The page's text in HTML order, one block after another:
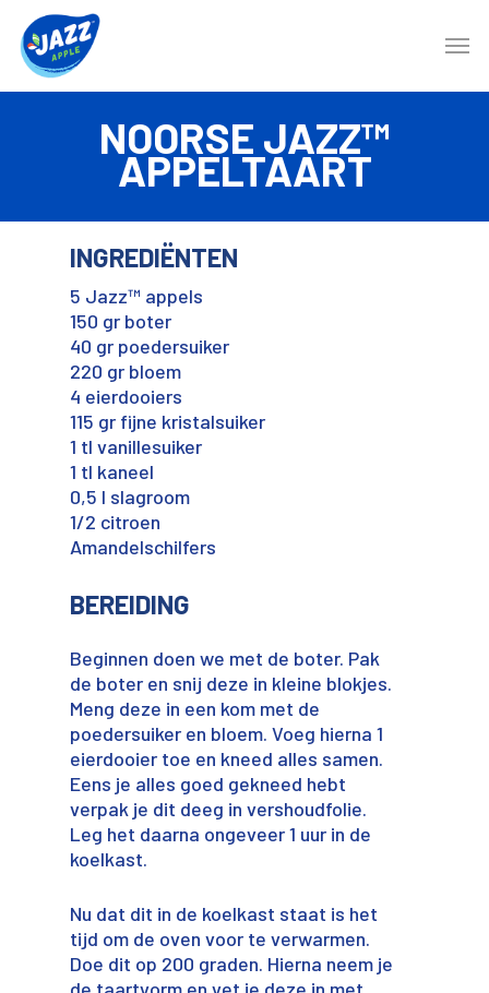
NOORSE JAZZ™
APPELTAART
INGREDIËNTEN
5 Jazz™ appels
150 gr boter
40 gr poedersuiker
220 gr bloem
4 eierdooiers
115 gr fijne kristalsuiker
1 tl vanillesuiker
1 tl kaneel
0,5 l slagroom
1/2 citroen
Amandelschilfers
BEREIDING
Beginnen doen we met de boter. Pak
de boter en snij deze in kleine blokjes.
Meng deze in een kom met de
poedersuiker en bloem. Voeg hierna 1
eierdooier toe en kneed alles samen.
Eens je alles goed gekneed hebt
verpak je dit deeg in vershoudfolie.
Leg het daarna ongeveer 1 uur in de
koelkast.
Nu dat dit in de koelkast staat is het
tijd om de oven voor te verwarmen.
Doe dit op 200 graden. Hierna neem je